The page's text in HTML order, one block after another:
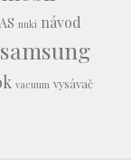
nuki návod
samsung
vacuum vysávač